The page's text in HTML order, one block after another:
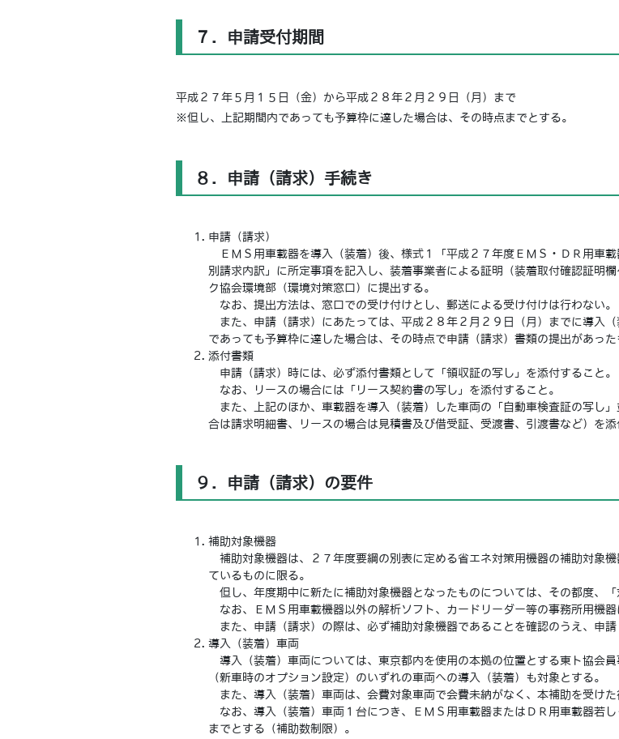
７．申請受付期間
平成２７年５月１５日（金）から平成２８年２月２９日（月）まで
※但し、上記期間内であっても予算枠に達した場合は、その時点までとする。
８．申請（請求）手続き
申請（請求）
ＥＭＳ用車載器を導入（装着）後、様式１「平成２７年度ＥＭＳ・ＤＲ用車
別請求内訳」に所定事項を記入し、装着事業者による証明（装着取付確認証明
ク協会環境部（環境対策窓口）に提出する。
なお、提出方法は、窓口での受け付けとし、郵送による受け付けは行わない。
また、申請（請求）にあたっては、平成２８年２月２９日（月）までに導入
であっても予算枠に達した場合は、その時点で申請（請求）書類の提出があった
添付書類
申請（請求）時には、必ず添付書類として「領収証の写し」を添付すること。
なお、リースの場合には「リース契約書の写し」を添付すること。
また、上記のほか、車載器を導入（装着）した車両の「自動車検査証の写し
合は請求明細書、リースの場合は見積書及び借受証、受渡書、引渡書など）を添
９．申請（請求）の要件
補助対象機器
補助対象機器は、２７年度要綱の別表に定める省エネ対策用機器の補助対象
ているものに限る。
但し、年度期中に新たに補助対象機器となったものについては、その都度、「
なお、ＥＭＳ用車載機器以外の解析ソフト、カードリーダー等の事務所用機器
また、申請（請求）の際は、必ず補助対象機器であることを確認のうえ、申請
導入（装着）車両
導入（装着）車両については、東京都内を使用の本拠の位置とする東ト協会
（新車時のオプション設定）のいずれの車両への導入（装着）も対象とする。
また、導入（装着）車両は、会費対象車両で会費未納がなく、本補助を受けた
なお、導入（装着）車両１台につき、ＥＭＳ用車載器またはＤＲ用車載器若
までとする（補助数制限）。